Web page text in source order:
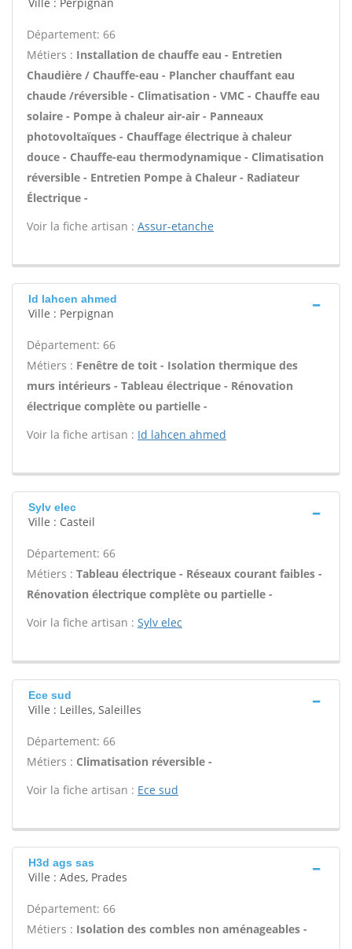
Département: 66
Métiers : Installation de chauffe eau - Entretien
Chaudière / Chauffe-eau - Plancher chauffant eau
chaude /réversible - Climatisation - VMC - Chauffe eau
solaire - Pompe à chaleur air-air - Panneaux
photovoltaïques - Chauffage électrique à chaleur
douce - Chauffe-eau thermodynamique - Climatisation
réversible - Entretien Pompe à Chaleur - Radiateur
Électrique -
Voir la fiche artisan : Assur-etanche
Id lahcen ahmed
Ville : Perpignan
Département: 66
Métiers : Fenêtre de toit - Isolation thermique des
murs intérieurs - Tableau électrique - Rénovation
électrique complète ou partielle -
Voir la fiche artisan : Id lahcen ahmed
Sylv elec
Ville : Casteil
Département: 66
Métiers : Tableau électrique - Réseaux courant faibles -
Rénovation électrique complète ou partielle -
Voir la fiche artisan : Sylv elec
Ece sud
Ville : Leilles, Saleilles
Département: 66
Métiers : Climatisation réversible -
Voir la fiche artisan : Ece sud
H3d ags sas
Ville : Ades, Prades
Département: 66
Métiers : Isolation des combles non aménageables -